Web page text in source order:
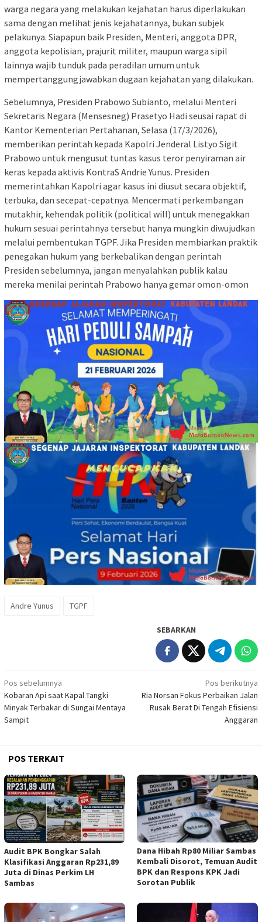
warga negara yang melakukan kejahatan harus diperlakukan
sama dengan melihat jenis kejahatannya, bukan subjek
pelakunya. Siapapun baik Presiden, Menteri, anggota DPR,
anggota kepolisian, prajurit militer, maupun warga sipil
lainnya wajib tunduk pada peradilan umum untuk
mempertanggungjawabkan dugaan kejahatan yang dilakukan.
Sebelumnya, Presiden Prabowo Subianto, melalui Menteri
Sekretaris Negara (Mensesneg) Prasetyo Hadi seusai rapat di
Kantor Kementerian Pertahanan, Selasa (17/3/2026),
memberikan perintah kepada Kapolri Jenderal Listyo Sigit
Prabowo untuk mengusut tuntas kasus teror penyiraman air
keras kepada aktivis KontraS Andrie Yunus. Presiden
memerintahkan Kapolri agar kasus ini diusut secara objektif,
terbuka, dan secepat-cepatnya. Mencermati perkembangan
mutakhir, kehendak politik (political will) untuk menegakkan
hukum sesuai perintahnya tersebut hanya mungkin diwujudkan
melalui pembentukan TGPF. Jika Presiden membiarkan praktik
penegakan hukum yang berkebalikan dengan perintah
Presiden sebelumnya, jangan menyalahkan publik kalau
mereka menilai perintah Prabowo hanya gemar omon-omon
Andre Yunus TGPF
SEBARKAN
Navigasi
pos
Pos sebelumnya
Kobaran Api saat Kapal Tangki
Minyak Terbakar di Sungai Mentaya
Sampit
Pos berikutnya
Ria Norsan Fokus Perbaikan Jalan
Rusak Berat Di Tengah Efisiensi
Anggaran
POS TERKAIT
Audit BPK Bongkar Salah
Klasifikasi Anggaran Rp231,89
Juta di Dinas Perkim LH
Sambas
Dana Hibah Rp80 Miliar Sambas
Kembali Disorot, Temuan Audit
BPK dan Respons KPK Jadi
Sorotan Publik